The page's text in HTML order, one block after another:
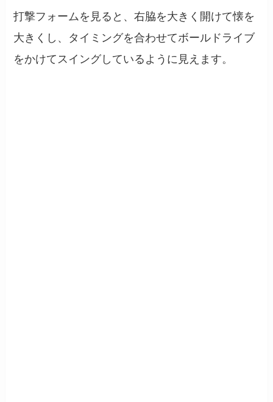
打撃フォームを見ると、右脇を大きく開けて懐を
大きくし、タイミングを合わせてボールドライブ
をかけてスイングしているように見えます。